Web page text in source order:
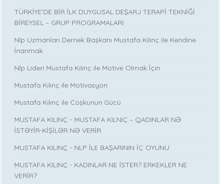
TÜRKİYE’DE BİR İLK DUYGUSAL DEŞARJ TERAPİ TEKNİĞİ
BİREYSEL – GRUP PROGRAMALARI
Nlp Uzmanları Dernek Başkanı Mustafa Kılınç ile Kendine
İnanmak
Nlp Lideri Mustafa Kılınç ile Motive Olmak İçin
Mustafa Kılınç ile Motivasyon
Mustafa Kılınç ile Coşkunun Gücü
MUSTAFA KILINÇ - MUSTAFA KILNIÇ – QADINLAR NƏ
İSTƏYİR-KİŞİLƏR NƏ VERİR
MUSTAFA KILINÇ - NLP İLE BAŞARININ İÇ OYUNU
MUSTAFA KILINÇ - KADINLAR NE İSTER? ERKEKLER NE
VERİR?